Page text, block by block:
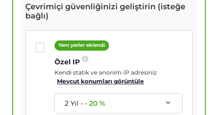
Çevrimiçi güvenliğinizi geliştirin (isteğe
bağlı)
Yeni yerler eklendi
Özel IP
Kendi statik ve anonim IP adresiniz
Mevcut konumları görüntüle
2 Yıl--20 %